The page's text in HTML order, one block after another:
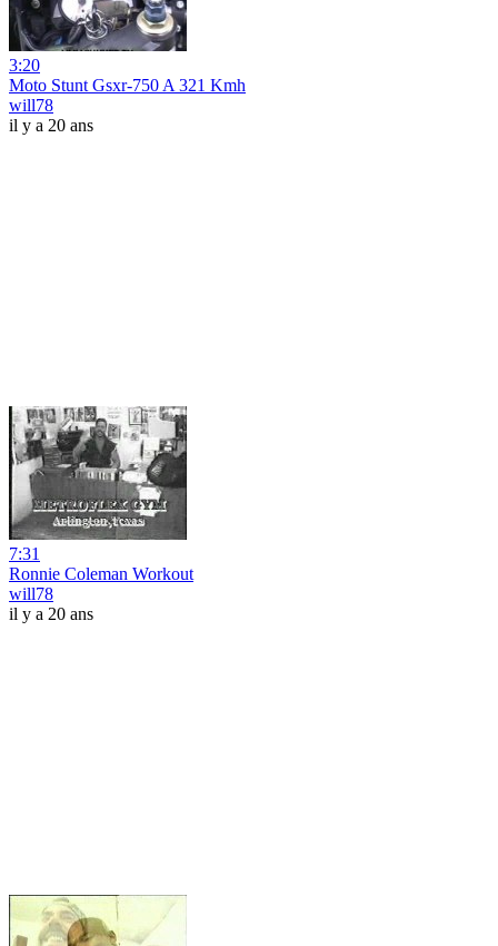
3:20
Moto Stunt Gsxr-750 A 321 Kmh
will78
il y a 20 ans
7:31
Ronnie Coleman Workout
will78
il y a 20 ans